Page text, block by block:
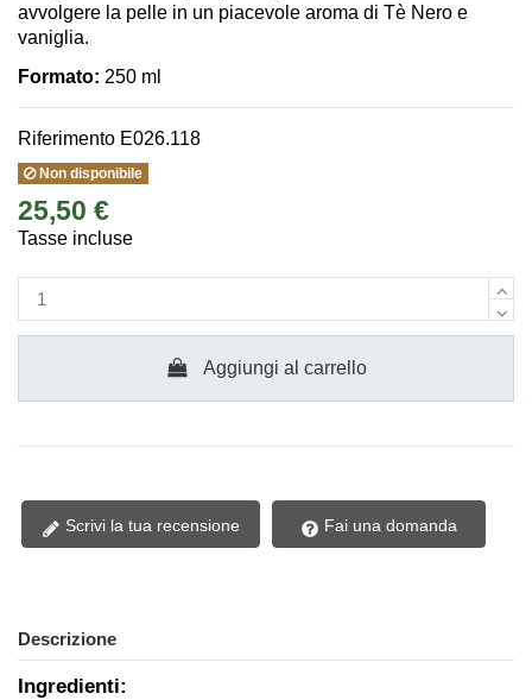
avvolgere la pelle in un piacevole aroma di Tè Nero e
vaniglia.
Formato: 250 ml
Riferimento E026.118
Non disponibile
25,50 €
Tasse incluse
Aggiungi al carrello
Scrivi la tua recensione Fai una domanda
Descrizione
Ingredienti: